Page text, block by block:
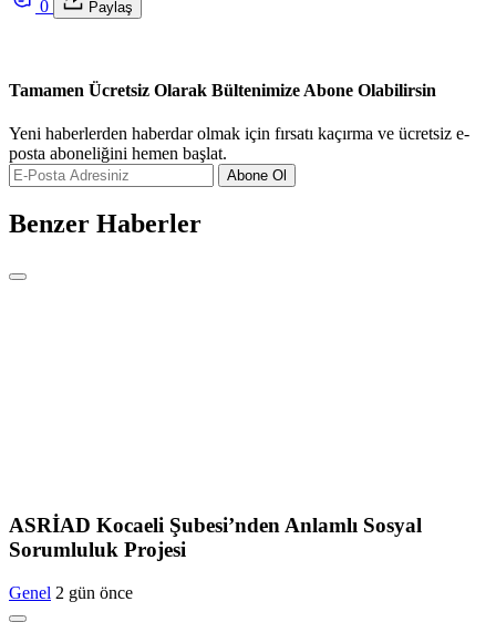
0 Paylaş
Tamamen Ücretsiz Olarak Bültenimize Abone Olabilirsin
Yeni haberlerden haberdar olmak için fırsatı kaçırma ve ücretsiz e-
posta aboneliğini hemen başlat.
Abone Ol
Benzer Haberler
ASRİAD Kocaeli Şubesi’nden Anlamlı Sosyal
Sorumluluk Projesi
Genel 2 gün önce